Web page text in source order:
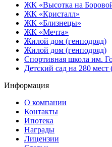
ЖК «Высотка на
ЖК «Кристалл»
ЖК «Близнецы»
ЖК «Мечта»
Жилой дом (генподряд)
Жилой дом (генподряд)
Спортивная школа им.
Детский сад на 280 мест
Информация
О компании
Контакты
Ипотека
Награды
Лицензии